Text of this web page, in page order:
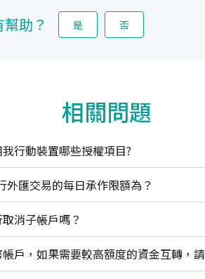
助？ 是 否
相關問題
行動裝置哪些授權項目?
匯交易的每日承作限額為？
消子帳戶嗎？